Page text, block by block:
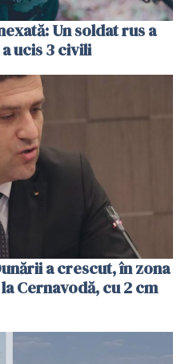
Un soldat rus a
ucis 3 civili
a crescut, în zona
Cernavodă, cu 2 cm